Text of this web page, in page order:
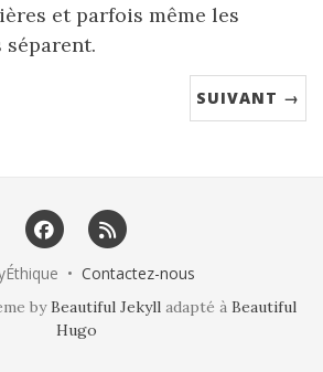
et parfois même les
séparent.
SUIVANT →
• Contactez-nous
byBeautiful Jekyll adapté à Beautiful
Hugo